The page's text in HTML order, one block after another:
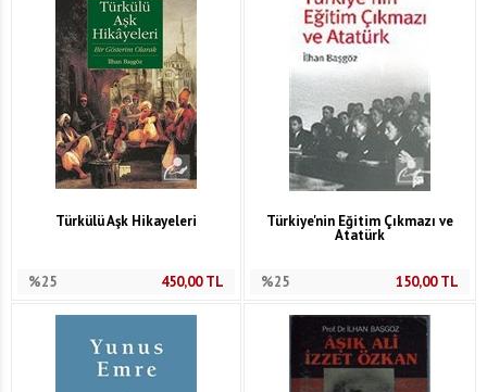
Türkülü Aşk Hikayeleri
%25 450,00TL
Türkiye'nin Eğitim Çıkmazı ve
Atatürk
%25 150,00TL